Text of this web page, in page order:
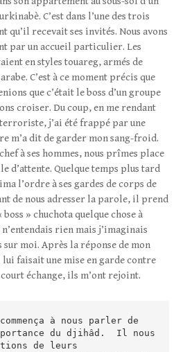
C’est dans l’une des trois
qu’il recevait ses invités. Nous avons
par un accueil particulier. Les
en styles touareg, armés de
C’est à ce moment précis que
que c’était le boss d’un groupe
croiser. Du coup, en me rendant
j’ai été frappé par une
m’a dit de garder mon sang-froid.
à ses hommes, nous prîmes place
d’attente. Quelque temps plus tard
l’ordre à ses gardes de corps de
de nous adresser la parole, il prend
» chuchota quelque chose à
rien mais j’imaginais
moi. Après la réponse de mon
lui faisait une mise en garde contre
échange, ils m’ont rejoint.
du djihâd.  Il nous
de leurs